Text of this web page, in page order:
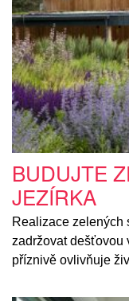
BUDUJTE
JEZÍRKA
Realizace zelených
zadržovat dešťovou
příznivě ovlivňuje